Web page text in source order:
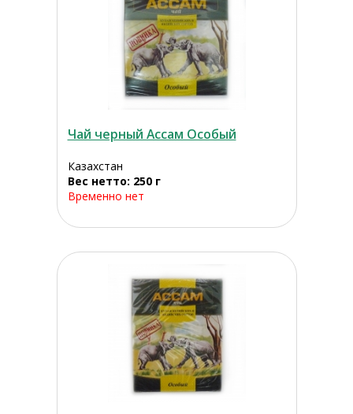
Чай черный Ассам Особый
Казахстан
Вес нетто: 250 г
Временно нет